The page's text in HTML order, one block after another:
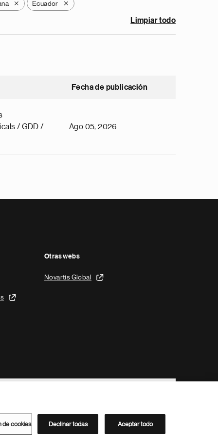
X Ecuador X
Limpiar todo
Fecha de publicación
/ GDD /
Ago 05, 2026
Otras webs
Novartis Global
Directorio de Novartis
de cookies Declinar todas Aceptar todo